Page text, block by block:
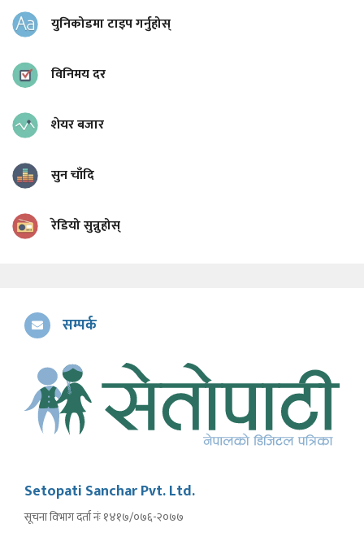
युनिकोडमा टाइप गर्नुहोस्
विनिमय दर
शेयर बजार
सुन चाँदि
रेडियो सुन्नुहोस्
सम्पर्क
Setopati Sanchar Pvt. Ltd.
सूचना विभाग दर्ता नंः १४१७/०७६-२०७७